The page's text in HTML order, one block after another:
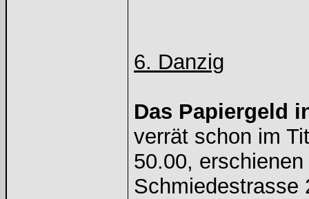
6. Danzig
Das Papiergeld
verrät schon im
50.00,
Schmiedestrasse